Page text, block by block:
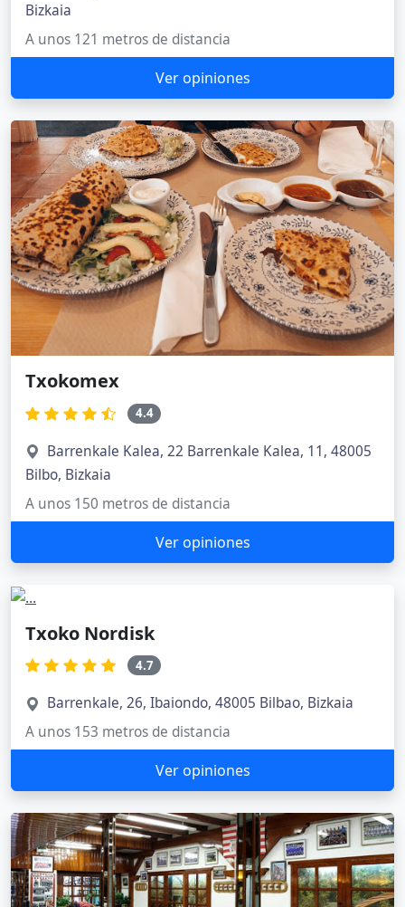
Bizkaia
A unos 121 metros de distancia
Ver opiniones
Txokomex
4.4
Barrenkale Kalea, 22 Barrenkale Kalea, 11, 48005
Bilbo, Bizkaia
A unos 150 metros de distancia
Ver opiniones
Txoko Nordisk
4.7
Barrenkale, 26, Ibaiondo, 48005 Bilbao, Bizkaia
A unos 153 metros de distancia
Ver opiniones